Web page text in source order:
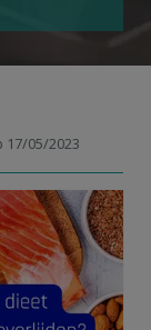
05/2023